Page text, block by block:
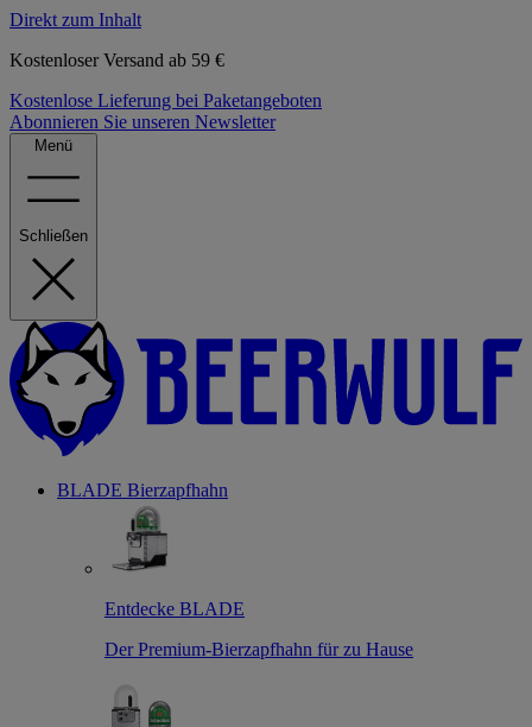
Direkt zum Inhalt
Kostenloser Versand ab 59 €
Kostenlose Lieferung bei Paketangeboten
Abonnieren Sie unseren Newsletter
Menü
Schließen
BLADE Bierzapfhahn
Entdecke BLADE
Der Premium-Bierzapfhahn für zu Hause